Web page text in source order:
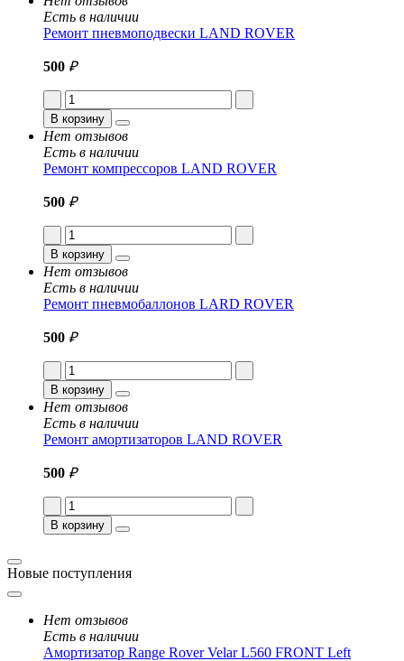
Есть в наличии
Ремонт пневмоподвески LAND ROVER
500 ₽
В корзину
Нет отзывов
Есть в наличии
Ремонт компрессоров LAND ROVER
500 ₽
В корзину
Нет отзывов
Есть в наличии
Ремонт пневмобаллонов LARD ROVER
500 ₽
В корзину
Нет отзывов
Есть в наличии
Ремонт амортизаторов LAND ROVER
500 ₽
В корзину
Новые поступления
Нет отзывов
Есть в наличии
Амортизатор Range Rover Velar L560 FRONT Left